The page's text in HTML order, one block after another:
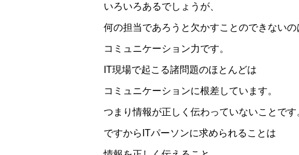
いろいろあるでしょうが、
何の担当であろうと欠かすことのできないの
コミュニケーション力です。
IT現場で起こる諸問題のほとんどは
コミュニケーションに根差しています。
つまり情報が正しく伝わっていないことです
ですからITパーソンに求められることは